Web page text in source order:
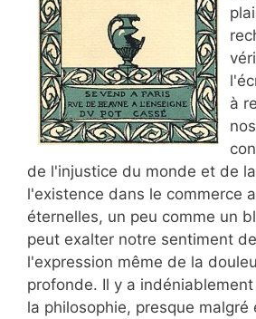
à
de l'injustice du monde et de
l'existence dans le commerce
éternelles, un peu comme un
peut exalter notre sentiment
l'expression même de la
profonde. Il y a
la philosophie, presque malgré